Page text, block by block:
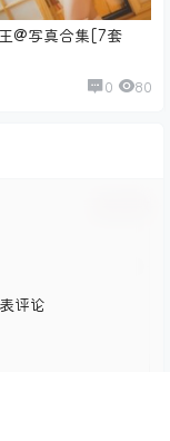
@写真合集[7套
0 80
评论